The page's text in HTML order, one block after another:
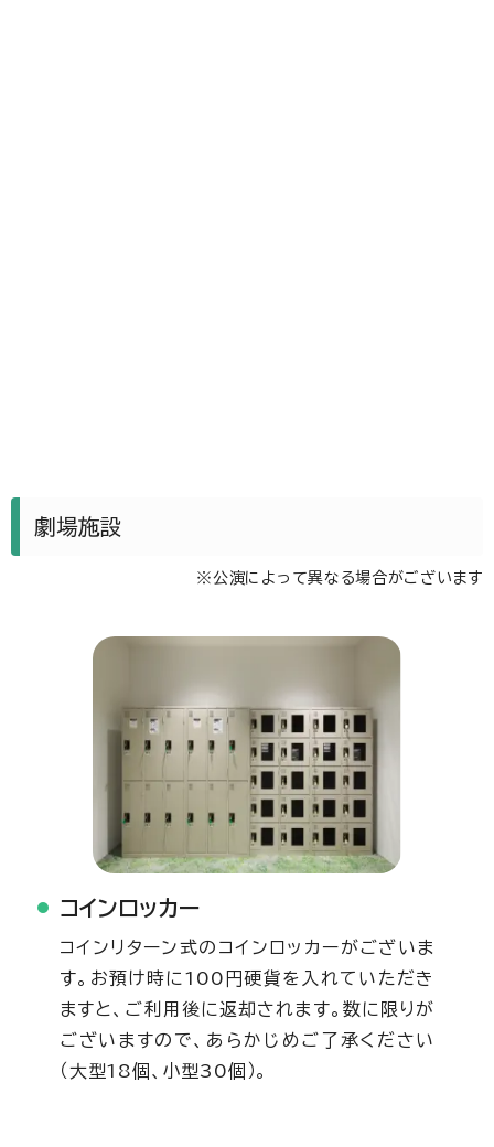
劇場施設
※公演によって異なる場合がございます
コインロッカー
コインリターン式のコインロッカーがございま
す。お預け時に100円硬貨を入れていただき
ますと、ご利用後に返却されます。数に限りが
ございますので、あらかじめご了承ください
（大型18個、小型30個）。